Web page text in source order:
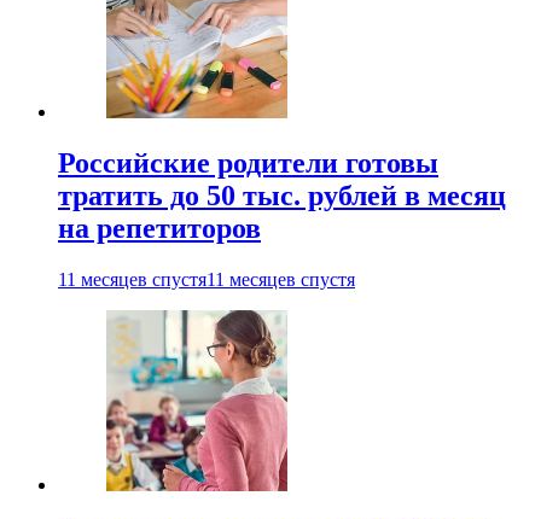
Российские родители готовы
тратить до 50 тыс. рублей в месяц
на репетиторов
11 месяцев спустя11 месяцев спустя